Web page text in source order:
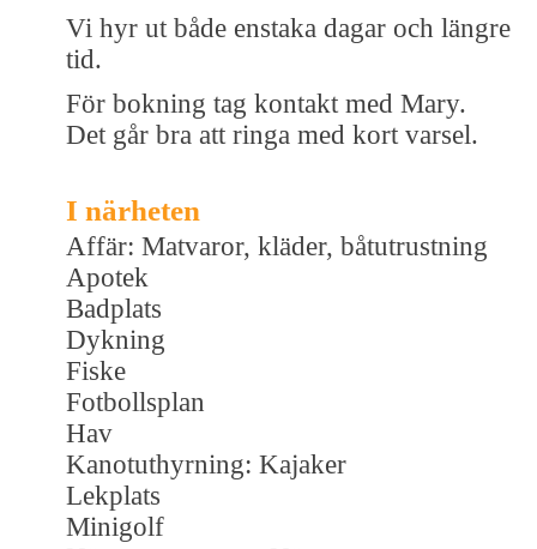
Vi hyr ut både enstaka dagar och längre
tid.
För bokning tag kontakt med Mary.
Det går bra att ringa med kort varsel.
I närheten
Affär: Matvaror, kläder, båtutrustning
Apotek
Badplats
Dykning
Fiske
Fotbollsplan
Hav
Kanotuthyrning: Kajaker
Lekplats
Minigolf